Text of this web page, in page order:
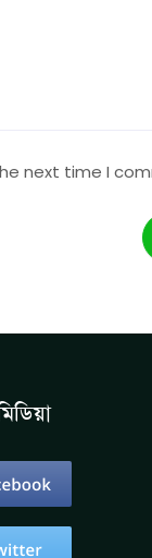
next time I